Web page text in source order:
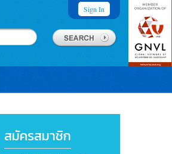
Sign In
สมัครสมาชิก